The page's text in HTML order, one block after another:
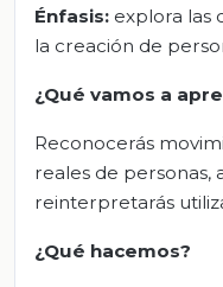
Énfasis: explora las
la creación de
¿Qué vamos a
Reconocerás
reales de personas,
reinterpretarás
¿Qué hacemos?